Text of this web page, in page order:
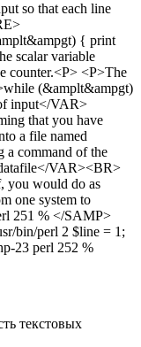
so that each line
{ print
scalar variable
counter.<P> <P>The
(&amplt&ampgt)
input</VAR>
that you have
a file named
command of the
VAR><BR>
you would do as
one system to
251 % </SAMP>
bin/perl 2 $line = 1;
23 perl 252 %
текстовых